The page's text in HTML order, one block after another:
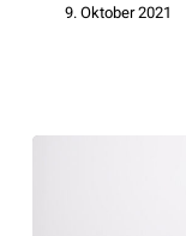
9. Oktober 2021